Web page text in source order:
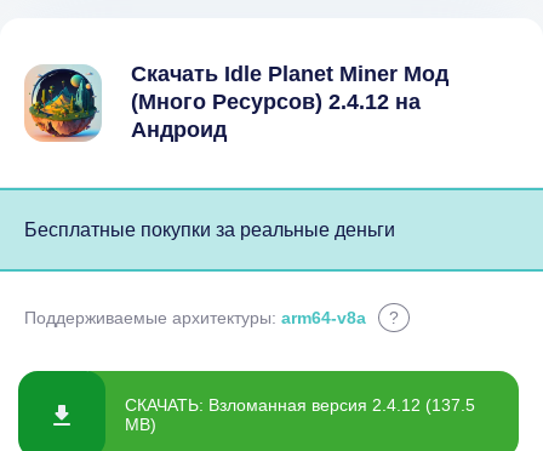
Скачать Idle Planet Miner Мод
(Много Ресурсов) 2.4.12 на
Андроид
Бесплатные покупки за реальные деньги
Поддерживаемые архитектуры: arm64-v8a ?
СКАЧАТЬ: Взломанная версия 2.4.12 (137.5
MB)